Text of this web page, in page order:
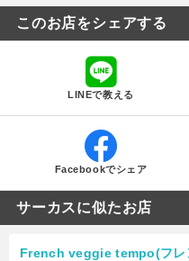
このお店をシェアする
LINEで教える
Facebookでシェア
サーカスに似たお店
French veggie tempo(フレ